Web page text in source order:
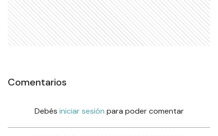
Comentarios
Debés iniciar sesión para poder comentar